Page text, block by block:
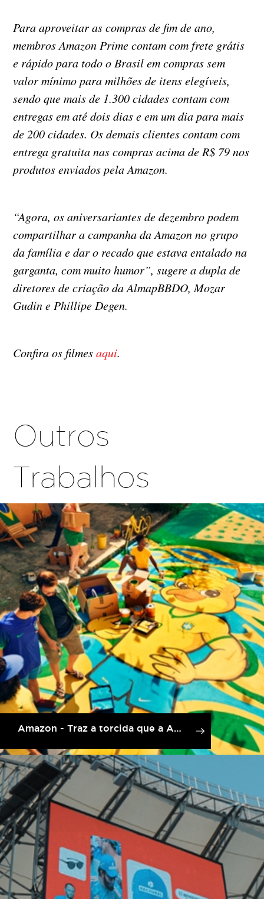
Para aproveitar as compras de fim de ano,
membros Amazon Prime contam com frete grátis
e rápido para todo o Brasil em compras sem
valor mínimo para milhões de itens elegíveis,
sendo que mais de 1.300 cidades contam com
entregas em até dois dias e em um dia para mais
de 200 cidades. Os demais clientes contam com
entrega gratuita nas compras acima de R$ 79 nos
produtos enviados pela Amazon.
“Agora, os aniversariantes de dezembro podem
compartilhar a campanha da Amazon no grupo
da família e dar o recado que estava entalado na
garganta, com muito humor”, sugere a dupla de
diretores de criação da AlmapBBDO, Mozar
Gudin e Phillipe Degen.
Confira os filmesaqui.
Outros
Trabalhos
Amazon - Traz a torcida que a Amazon traz o resto